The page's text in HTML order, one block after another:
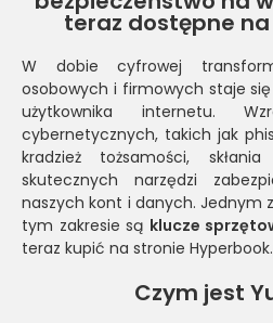
teraz dostępne
W dobie cyfrowej
osobowych i firmowych staje
użytkownika internetu.
cybernetycznych, takich jak
kradzież tożsamości,
skutecznych narzędzi
naszych kont i danych. Jednym
tym zakresie są klucze
teraz kupić na stronie
Czym jest